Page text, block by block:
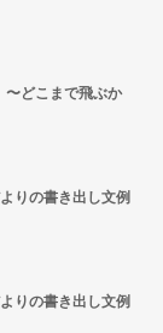
〜どこまで飛ぶか
りの書き出し文例
りの書き出し文例